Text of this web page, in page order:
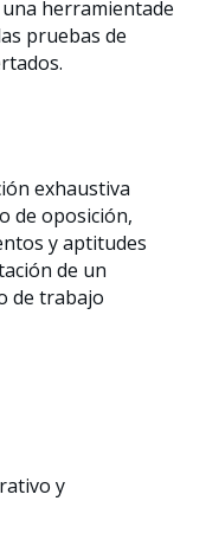
herramientade
pruebas de
exhaustiva
de oposición,
y aptitudes
de un
de trabajo
y